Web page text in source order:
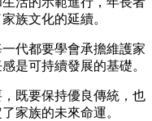
族文化的延續。
代都要學會承擔維護家
是可持續發展的基礎。
既要保持優良傳統，也
家族的未來命運。